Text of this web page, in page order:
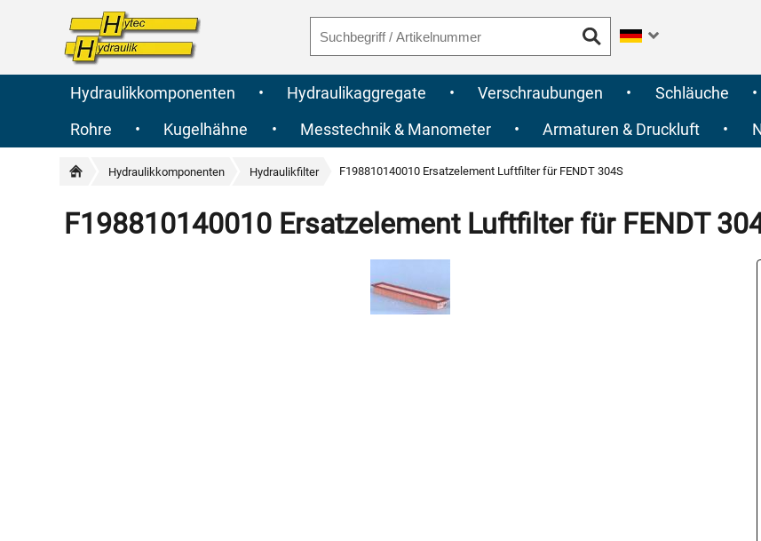
Hydraulikkomponenten • Hydraulikaggregate • Verschraubungen • Schläuche •
Rohre
• Kugelhähne • Messtechnik & Manometer • Armaturen & Druckluft •
Hydraulikkomponenten Hydraulikfilter F198810140010 Ersatzelement Luftfilter für FENDT 304S
F198810140010 Ersatzelement Luftfilter für FENDT